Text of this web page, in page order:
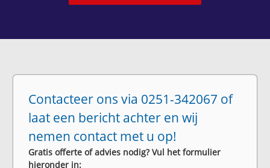
Contacteer ons via 0251-342067 of
laat een bericht achter en wij
nemen contact met u op!
Gratis offerte of advies nodig? Vul het formulier
hieronder in: